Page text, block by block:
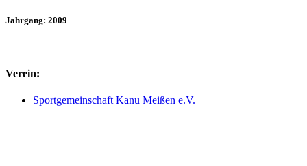
Jahrgang: 2009
Verein:
Sportgemeinschaft Kanu Meißen e.V.